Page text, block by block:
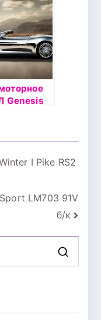
Genesis
I Pike RS2
LM703 91V
б/к